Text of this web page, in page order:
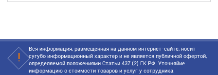
Вся информация, размещенная на данном интернет-сайте, носит
сугубо информационный характер и не является публичной офертой,
определяемой положениями Статьи 437 (2) ГК РФ. Уточняйие
информацию о стоимости товаров и услуг у сотрудника.